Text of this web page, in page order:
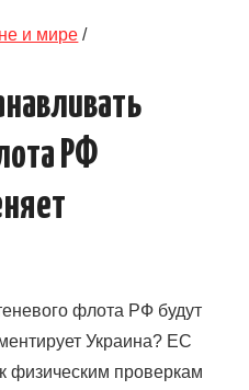
и мире /
РФ
флота РФ будут
Украина? ЕС
физическим проверкам